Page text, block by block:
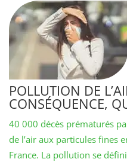
POLLUTION DE
CONSÉQUENCE,
40 000 décès prématurés
de l’air aux particules fines
France. La pollution se